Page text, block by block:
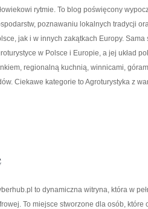
rytmie. To blog poświęcony
poznawaniu lokalnych tradycji
jak i w innych zakątkach Europy.
w Polsce i Europie, a jej układ
regionalną kuchnią, winnicami,
Ciekawe kategorie to Agroturystyka z
to dynamiczna witryna, która w
To miejsce stworzone dla osób, które